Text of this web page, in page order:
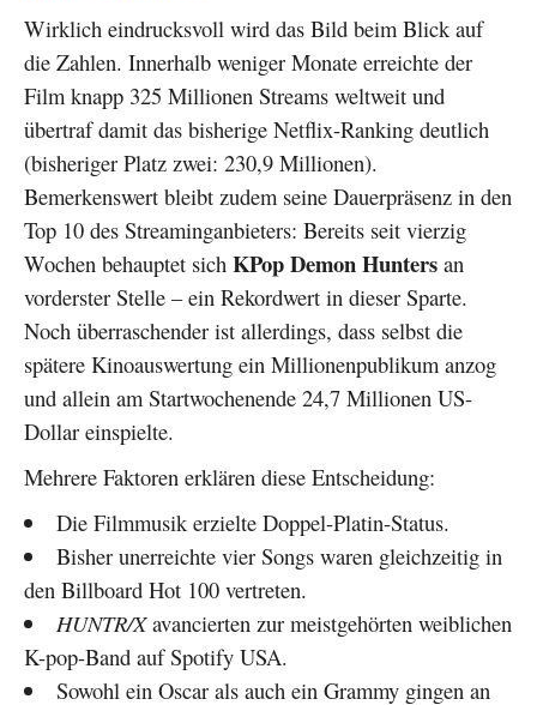
Wirklich eindrucksvoll wird das Bild beim Blick auf
die Zahlen. Innerhalb weniger Monate erreichte der
Film knapp 325 Millionen Streams weltweit und
übertraf damit das bisherige Netflix-Ranking deutlich
(bisheriger Platz zwei: 230,9 Millionen).
Bemerkenswert bleibt zudem seine Dauerpräsenz in den
Top 10 des Streaminganbieters: Bereits seit vierzig
Wochen behauptet sich KPop Demon Hunters an
vorderster Stelle – ein Rekordwert in dieser Sparte.
Noch überraschender ist allerdings, dass selbst die
spätere Kinoauswertung ein Millionenpublikum anzog
und allein am Startwochenende 24,7 Millionen US-
Dollar einspielte.
Mehrere Faktoren erklären diese Entscheidung:
Die Filmmusik erzielte Doppel-Platin-Status.
Bisher unerreichte vier Songs waren gleichzeitig in
den Billboard Hot 100 vertreten.
HUNTR/Xavancierten zur meistgehörten weiblichen
K-pop-Band auf Spotify USA.
Sowohl ein Oscar als auch ein Grammy gingen an